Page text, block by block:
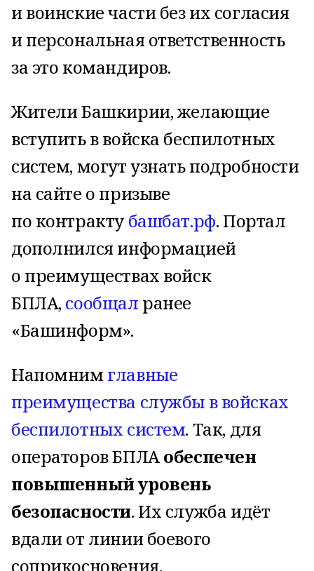
и воинские части без их согласия
и персональная ответственность
за это командиров.
Жители Башкирии, желающие
вступить в войска беспилотных
систем, могут узнать подробности
на сайте о призыве
по контракту башбат.рф. Портал
дополнился информацией
о преимуществах войск
БПЛА, сообщал ранее
«Башинформ».
Напомним главные
преимущества службы в войсках
беспилотных систем. Так, для
операторов БПЛАобеспечен
повышенный уровень
безопасности. Их служба идёт
вдали от линии боевого
соприкосновения.